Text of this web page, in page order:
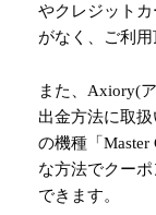
やクレジット
がなく、ご利用
また、Axiory(
出金方法に取
の機種「Master
な方法でクー
できます。